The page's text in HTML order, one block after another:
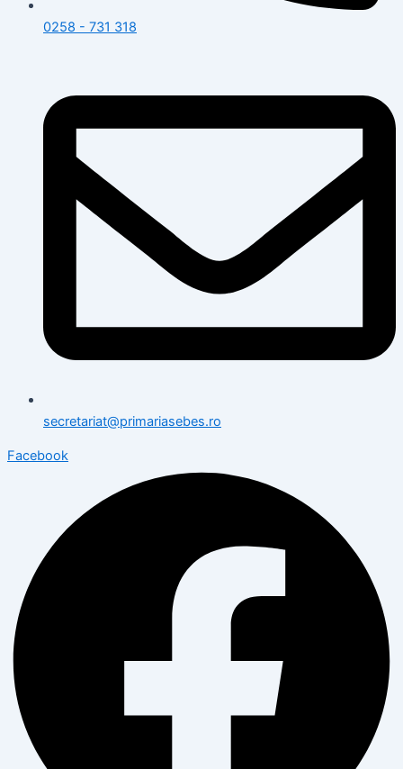
0258 - 731 318
secretariat@primariasebes.ro
Facebook